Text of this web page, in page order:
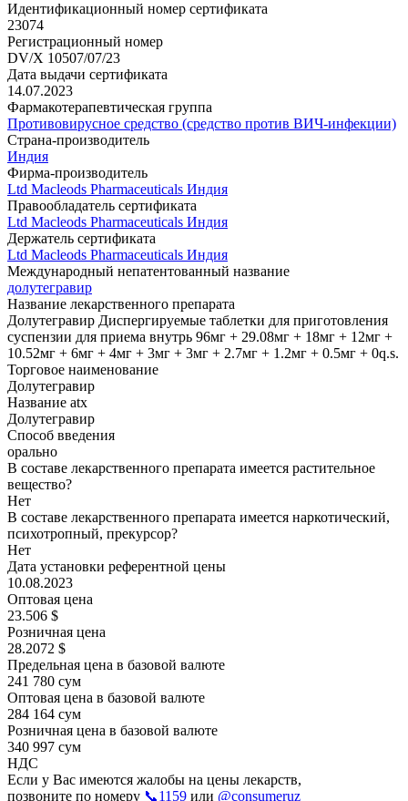
Идентификационный номер сертификата
23074
Регистрационный номер
DV/X 10507/07/23
Дата выдачи сертификата
14.07.2023
Фармакотерапевтическая группа
Противовирусное средство (средство против ВИЧ-инфекции)
Страна-производитель
Индия
Фирма-производитель
Ltd Macleods Pharmaceuticals Индия
Правообладатель сертификата
Ltd Macleods Pharmaceuticals Индия
Держатель сертификата
Ltd Macleods Pharmaceuticals Индия
Международный непатентованный название
долутегравир
Название лекарственного препарата
Долутегравир Диспергируемые таблетки для приготовления
суспензии для приема внутрь 96мг + 29.08мг + 18мг + 12мг +
10.52мг + 6мг + 4мг + 3мг + 3мг + 2.7мг + 1.2мг + 0.5мг + 0q.s.
Торговое наименование
Долутегравир
Название atx
Долутегравир
Способ введения
орально
В составе лекарственного препарата имеется растительное
вещество?
Нет
В составе лекарственного препарата имеется наркотический,
психотропный, прекурсор?
Нет
Дата установки референтной цены
10.08.2023
Оптовая цена
23.506 $
Розничная цена
28.2072 $
Предельная цена в базовой валюте
241 780 сум
Оптовая цена в базовой валюте
284 164 сум
Розничная цена в базовой валюте
340 997 сум
НДС
Если у Вас имеются жалобы на цены лекарств,
позвоните по номеру 📞1159 или @consumeruz